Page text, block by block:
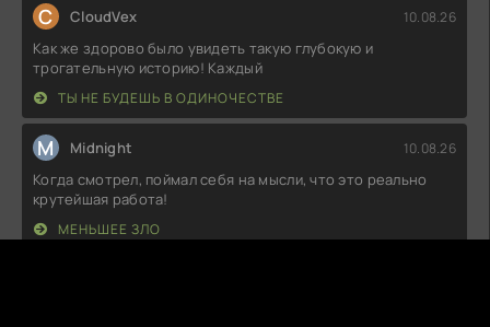
C CloudVex 10.08.26
Как же здорово было увидеть такую глубокую и
трогательную историю! Каждый
ТЫ НЕ БУДЕШЬ В ОДИНОЧЕСТВЕ
M Midnight 10.08.26
Когда смотрел, поймал себя на мысли, что это реально
крутейшая работа!
МЕНЬШЕЕ ЗЛО